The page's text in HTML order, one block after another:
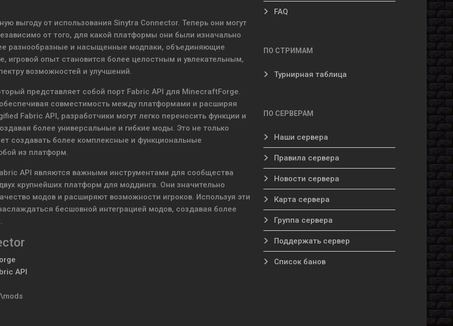
выгоду от использования Sinytra Connector. Теперь они могут
от того, для какой платформы они были изначально
разнообразные и насыщенные модпаки, объединяющие
игровой опыт становится более целостным и увлекательным,
возможностей и улучшений.
представляет собой порт Fabric API для MinecraftForge.
совместимость между платформами и расширяя
Fabric API, разработчики могут легко переносить функции и
более универсальные и гибкие моды. Это не только
создавать более комплексные и функциональные
из платформ.
API являются важными инструментами для сообщества
крупнейших платформ для моддинга. Они значительно
модов и расширяют возможности игроков. Используя эти
бесшовной интеграцией модов, создавая более
API
FAQ
ПО СТРИМАМ
Турнирная таблица
ПО СЕРВЕРАМ
Наши сервера
Правила сервера
Новости сервера
Карта сервера
Группа сервера
Поддержать сервер
Список банов